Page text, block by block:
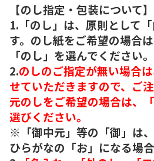
【のし指定・包装について】
1.「のし」は、原則として
す。のし紙をご希望の場合
「のし」を選んでください。
2.のしのご指定が無い場合
せていただきますので、ご
元のしをご希望の場合は、
選びください。
※「御中元」等の「御」は
ひらがなの「お」になる場